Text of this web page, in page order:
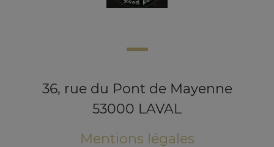
36, rue du Pont de Mayenne
53000 LAVAL
Mentions légales